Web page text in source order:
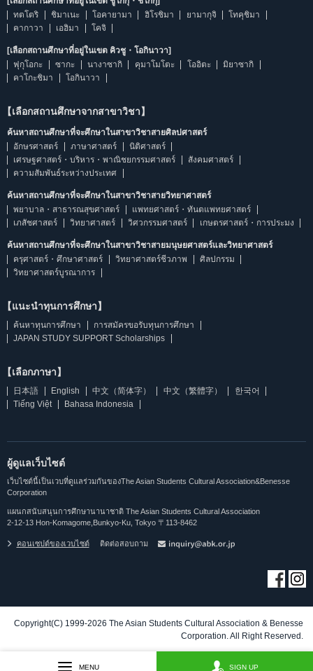
ทตโตริ
ชิมาเนะ โอคายามา ฮิโรชิมา ยามากุจิ
โทคุชิมา
คากาวา
เอฮิมา โคจิ
[เลือกสถานศึกษาที่อยู่ในเขต คิวชู・โอกินาวา]
ฟุกุโอกะ
ซากะ นางาซากิ คุมาโมโตะ โออิตะ
มิยาซากิ
คาโกะชิมา
โอกินาวา
【เลือกสถานศึกษาจากสาขาวิชา】
ค้นหาสถานศึกษาที่จะศึกษาในสาขาวิชาสายศิลปศาสตร์
อักษรศาสตร์
ภาษาศาสตร์
นิติศาสตร์
เศรษฐศาสตร์・บริหาร・พาณิชยกรรมศาสตร์
สังคมศาสตร์
ความสัมพันธ์ระหว่างประเทศ
ค้นหาสถานศึกษาที่จะศึกษาในสาขาวิชาสายวิทยาศาสตร์
พยาบาล・สาธารณสุขศาสตร์
แพทยศาสตร์・ทันตแพทยศาสตร์
เภสัชศาสตร์
วิทยาศาสตร์ วิศวกรรมศาสตร์ เกษตรศาสตร์・การประมง
ค้นหาสถานศึกษาที่จะศึกษาในสาขาวิชาสายมนุษยศาสตร์และวิทยาศาสตร์
ครุศาสตร์・ศึกษาศาสตร์
วิทยาศาสตร์ชีวภาพ
ศิลปกรรม
วิทยาศาสตร์บูรณาการ
【แนะนำทุนการศึกษา】
ค้นหาทุนการศึกษา
การสมัครขอรับทุนการศึกษา
JAPAN STUDY SUPPORT Scholarships
【เลือกภาษา】
日本語 English 中文（简体字） 中文（繁體字）
한국어
Tiếng Việt
Bahasa Indonesia
ผู้ดูแลเว็บไซต์
เว็บไซต์นี้เป็นเวบที่ดูแลร่วมกันของThe Asian Students Cultural Association&Benesse
Corporation
แผนกสนับสนุนการศึกษานานาชาติ The Asian Students Cultural Association
2-12-13 Hon-Komagome,Bunkyo-Ku, Tokyo 〒113-8462
คอนเซปต์ของเวบไซต์ ติดต่อสอบถาม
Copyright(C) 1999-2026 The Asian Students Cultural Association & Benesse
Corporation. All Right Reserved.
MENU SIGN UP